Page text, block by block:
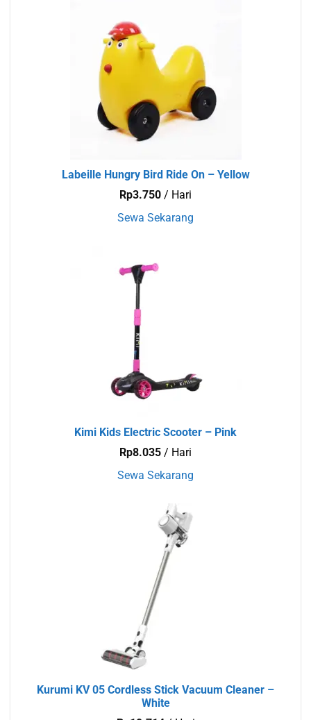
Labeille Hungry Bird Ride On – Yellow
Rp3.750 / Hari
Sewa Sekarang
Kimi Kids Electric Scooter – Pink
Rp8.035 / Hari
Sewa Sekarang
Kurumi KV 05 Cordless Stick Vacuum Cleaner –
White